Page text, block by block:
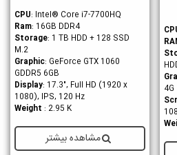
4G
CPU: Intel® Core i7-7700HQ
Ram: 16GB DDR4
Storage: 1 TB HDD + 128 SSD
M.2
Graphic: GeForce GTX 1060
GDDR5 6GB
Display: 17.3", Full HD (1920 x
1080), IPS, 120 Hz
Weight : 2.95 K
مشاهده بیشتر